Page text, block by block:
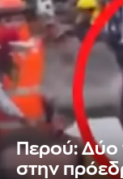
Περού: Δύο
στην